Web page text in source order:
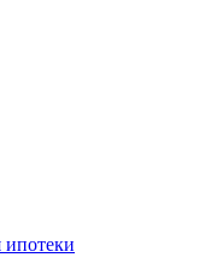
ипотеки